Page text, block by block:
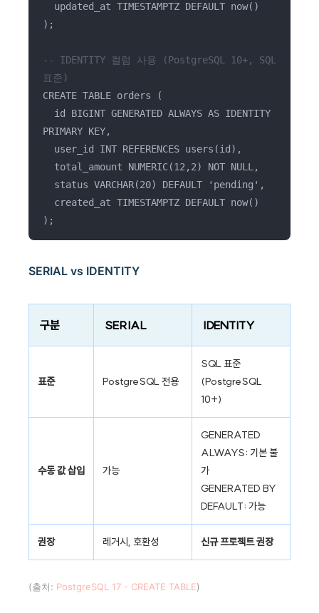
updated_at TIMESTAMPTZ DEFAULT now()
);
-- IDENTITY 컬럼 사용 (PostgreSQL 10+, SQL
표준)
CREATE TABLE orders (
id BIGINT GENERATED ALWAYS AS IDENTITY
PRIMARY KEY,
user_id INT REFERENCES users(id),
total_amount NUMERIC(12,2) NOT NULL,
status VARCHAR(20) DEFAULT 'pending',
created_at TIMESTAMPTZ DEFAULT now()
);
SERIAL vs IDENTITY
구분 SERIAL IDENTITY
표준 PostgreSQL 전용
SQL 표준
(PostgreSQL
10+)
수동 값 삽입 가능
GENERATED
ALWAYS: 기본 불
가
GENERATED BY
DEFAULT: 가능
권장 레거시, 호환성 신규 프로젝트 권장
(출처: PostgreSQL 17 - CREATE TABLE)